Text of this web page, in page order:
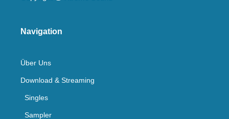
Navigation
Über Uns
Download & Streaming
Singles
Sampler